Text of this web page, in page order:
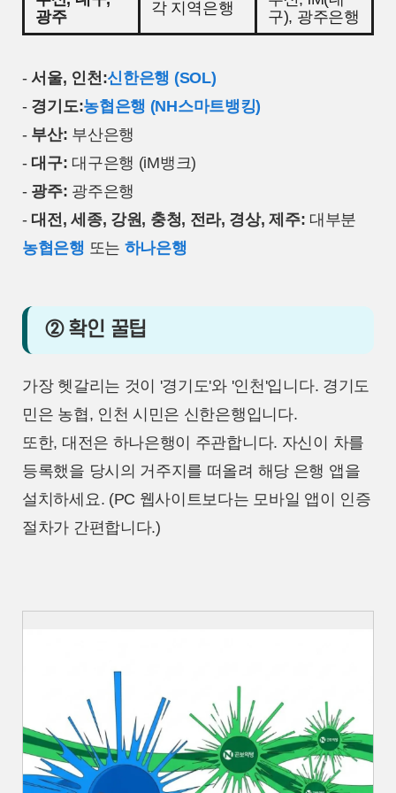
광주
각 지역은행
구), 광주은행
-서울, 인천:신한은행 (SOL)
- 경기도:농협은행 (NH스마트뱅킹)
- 부산: 부산은행
- 대구: 대구은행 (iM뱅크)
- 광주: 광주은행
- 대전, 세종, 강원, 충청, 전라, 경상, 제주: 대부분
농협은행 또는 하나은행
② 확인 꿀팁
가장 헷갈리는 것이 '경기도'와 '인천'입니다. 경기도
민은 농협, 인천 시민은 신한은행입니다.
또한, 대전은 하나은행이 주관합니다. 자신이 차를
등록했을 당시의 거주지를 떠올려 해당 은행 앱을
설치하세요. (PC 웹사이트보다는 모바일 앱이 인증
절차가 간편합니다.)